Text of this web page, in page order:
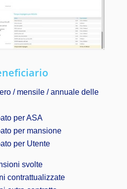
/ mensile / annuale delle
per ASA
per mansione
per Utente
svolte
contrattualizzate